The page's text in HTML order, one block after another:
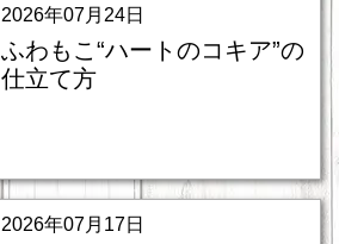
2026年07月24日
ふわもこ“ハートのコキア”の
仕立て方
2026年07月17日